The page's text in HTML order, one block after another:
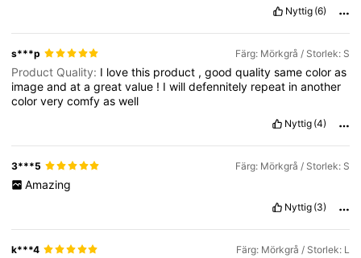
Nyttig (6)
s***p Färg: Mörkgrå / Storlek: S
Product Quality: I lovethis product ,goodqualitysamecoloras
imageandatagreatvalue ! Iwilldefennitely repeat inanother
colorverycomfyaswell
Nyttig (4)
3***5 Färg: Mörkgrå / Storlek: S
Amazing
Nyttig (3)
k***4 Färg: Mörkgrå / Storlek: L